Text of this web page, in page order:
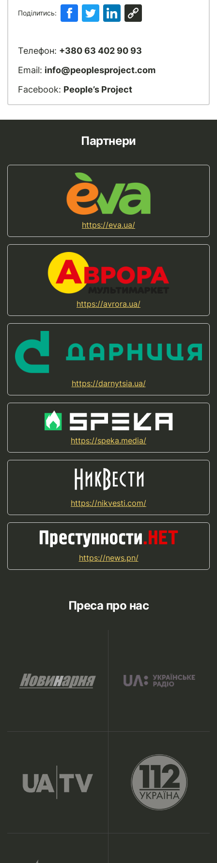
Поділитись:
Телефон: +380 63 402 90 93
Email: info@peoplesproject.com
Facebook: People’s Project
Партнери
https://eva.ua/
https://avrora.ua/
https://darnytsia.ua/
https://speka.media/
https://nikvesti.com/
https://news.pn/
Преса про нас